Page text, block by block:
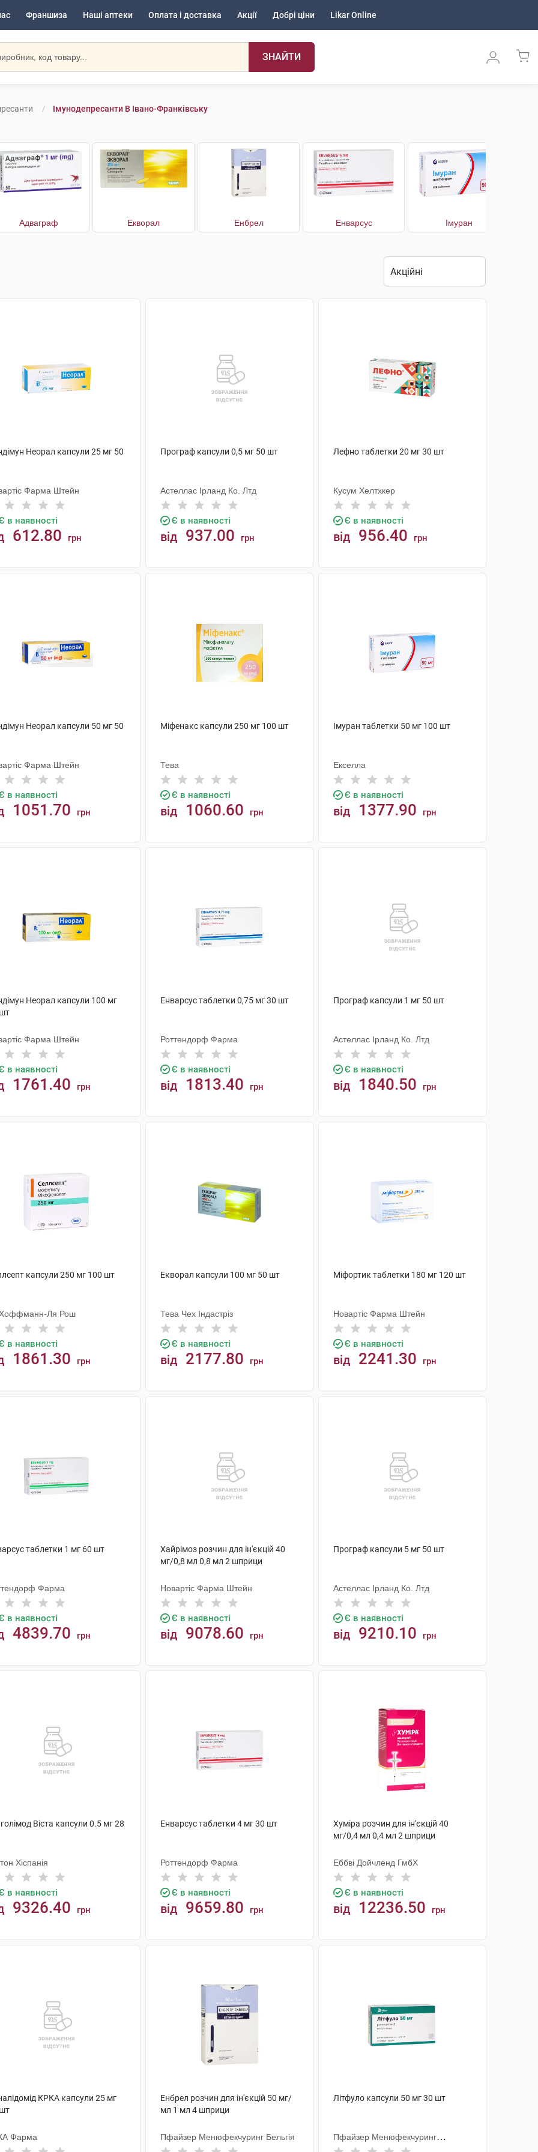
Франшиза Наші аптеки Оплата і доставка Акції Добрі ціни Likar Online
ЗНАЙТИ
Імунодепресанти В Івано-Франківську
Адваграф Екворал Енбрел Енварсус Імуран
Неорал капсули 25 мг 50
Фарма Штейн
в наявності
612.80 грн
Програф капсули 0,5 мг 50 шт
Астеллас Ірланд Ко. Лтд
Є в наявності
від 937.00 грн
Лефно таблетки 20 мг 30 шт
Кусум Хелтхкер
Є в наявності
від 956.40 грн
Неорал капсули 50 мг 50
Фарма Штейн
в наявності
1051.70 грн
Міфенакс капсули 250 мг 100 шт
Тева
Є в наявності
від 1060.60 грн
Імуран таблетки 50 мг 100 шт
Екселла
Є в наявності
від 1377.90 грн
Неорал капсули 100 мг
Фарма Штейн
в наявності
1761.40 грн
Енварсус таблетки 0,75 мг 30 шт
Роттендорф Фарма
Є в наявності
від 1813.40 грн
Програф капсули 1 мг 50 шт
Астеллас Ірланд Ко. Лтд
Є в наявності
від 1840.50 грн
капсули 250 мг 100 шт
Ля Рош
в наявності
1861.30 грн
Екворал капсули 100 мг 50 шт
Тева Чех Індастріз
Є в наявності
від 2177.80 грн
Міфортик таблетки 180 мг 120 шт
Новартіс Фарма Штейн
Є в наявності
від 2241.30 грн
таблетки 1 мг 60 шт
Фарма
в наявності
4839.70 грн
Хайрімоз розчин для ін'єкцій 40
мг/0,8 мл 0,8 мл 2 шприци
Новартіс Фарма Штейн
Є в наявності
від 9078.60 грн
Програф капсули 5 мг 50 шт
Астеллас Ірланд Ко. Лтд
Є в наявності
від 9210.10 грн
Віста капсули 0.5 мг 28
Хіспанія
в наявності
9326.40 грн
Енварсус таблетки 4 мг 30 шт
Роттендорф Фарма
Є в наявності
від 9659.80 грн
Хуміра розчин для ін'єкцій 40
мг/0,4 мл 0,4 мл 2 шприци
Еббві Дойчленд ГмбХ
Є в наявності
від 12236.50 грн
КРКА капсули 25 мг
Фарма
Енбрел розчин для ін'єкцій 50 мг/
мл 1 мл 4 шприци
Пфайзер Менюфекчуринг Бельгія
Літфуло капсули 50 мг 30 шт
Пфайзер Менюфекчуринг
Дойчленд